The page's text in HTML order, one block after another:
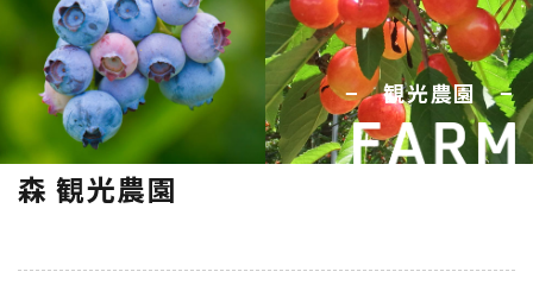
− 観光農園 −
森 観光農園